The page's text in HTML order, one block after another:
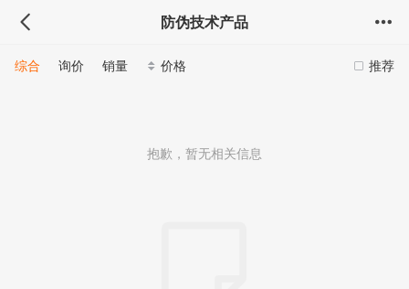
防伪技术产品
推荐
综合 询价 销量 价格
抱歉，暂无相关信息